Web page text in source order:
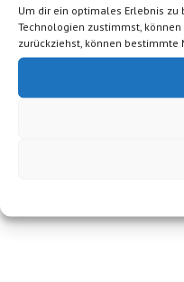
Um dir ein optimales Erlebnis zu
Technologien zustimmst,
zurückziehst, können